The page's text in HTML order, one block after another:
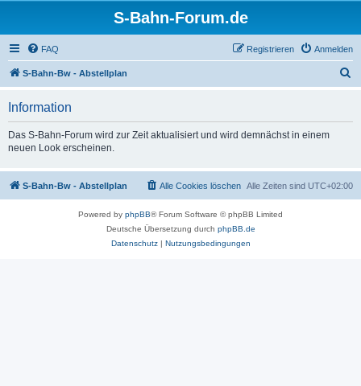
S-Bahn-Forum.de
FAQ Anmelden
Registrieren
S-Bahn-Bw - Abstellplan
Information
Das S-Bahn-Forum wird zur Zeit aktualisiert und wird demnächst in einem
neuen Look erscheinen.
S-Bahn-Bw - Abstellplan Alle Zeiten sind UTC+02:00
Alle Cookies löschen
Powered by phpBB® Forum Software © phpBB Limited
Deutsche Übersetzung durch phpBB.de
Datenschutz| Nutzungsbedingungen